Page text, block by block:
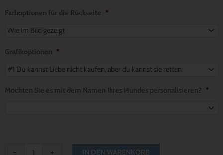
$ 11.42
*
*
*
-
Menge
+ IN DEN WARENKORB